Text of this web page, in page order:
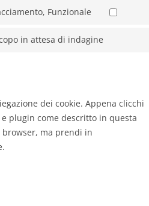
google-
service
Funzionale
Consent
in attesa di indagine
dei cookie. Appena clicchi
plugin come descritto in questa
ma prendi in